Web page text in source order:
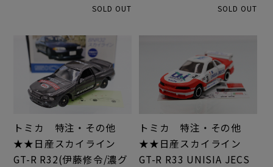
SOLD OUT SOLD OUT
トミカ 特注・その他
★★日産スカイライン
GT-R R32(伊藤修令/濃グ
トミカ 特注・その他
★★日産スカイライン
GT-R R33 UNISIA JECS